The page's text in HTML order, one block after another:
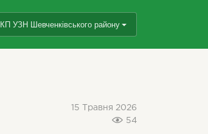
КП УЗН Шевченківського району
15 Травня 2026
54